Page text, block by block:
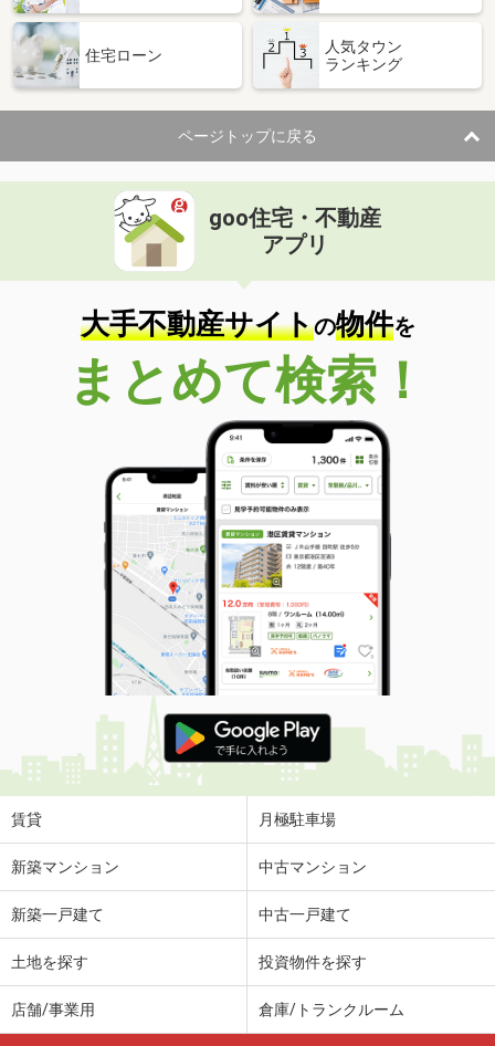
住宅ローン
人気タウン
ランキング
ページトップに戻る
goo住宅・不動産
アプリ
大手不動産サイトの物件を
まとめて検索！
賃貸 月極駐車場
新築マンション 中古マンション
新築一戸建て 中古一戸建て
土地を探す 投資物件を探す
店舗/事業用 倉庫/トランクルーム